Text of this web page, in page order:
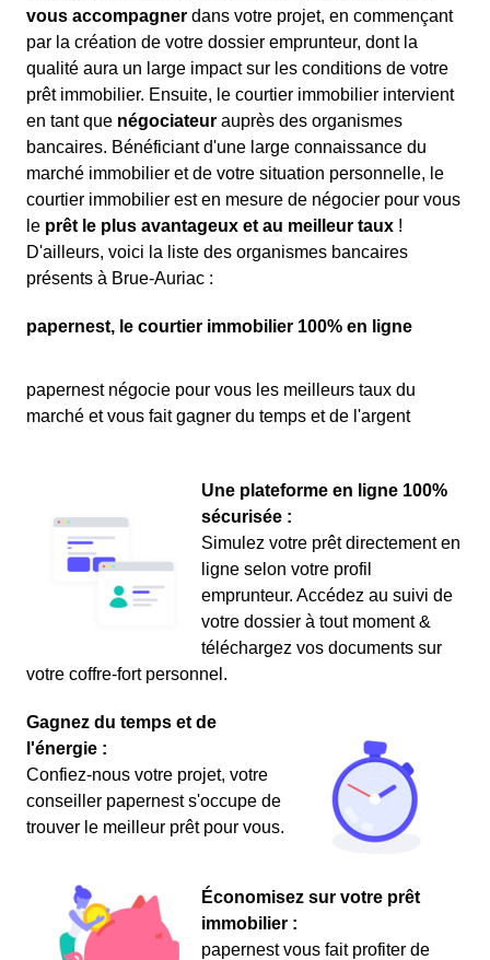
vous accompagner dans votre projet, en commençant
par la création de votre dossier emprunteur, dont la
qualité aura un large impact sur les conditions de votre
prêt immobilier. Ensuite, le courtier immobilier intervient
en tant que négociateur auprès des organismes
bancaires. Bénéficiant d'une large connaissance du
marché immobilier et de votre situation personnelle, le
courtier immobilier est en mesure de négocier pour vous
le prêt le plus avantageux et au meilleur taux !
D'ailleurs, voici la liste des organismes bancaires
présents à Brue-Auriac :
papernest, le courtier immobilier 100% en ligne
papernest négocie pour vous les meilleurs taux du
marché et vous fait gagner du temps et de l'argent
Une plateforme en ligne 100%
sécurisée :
Simulez votre prêt directement en
ligne selon votre profil
emprunteur. Accédez au suivi de
votre dossier à tout moment &
téléchargez vos documents sur
votre coffre-fort personnel.
Gagnez du temps et de
l'énergie :
Confiez-nous votre projet, votre
conseiller papernest s'occupe de
trouver le meilleur prêt pour vous.
Économisez sur votre prêt
immobilier :
papernest vous fait profiter de